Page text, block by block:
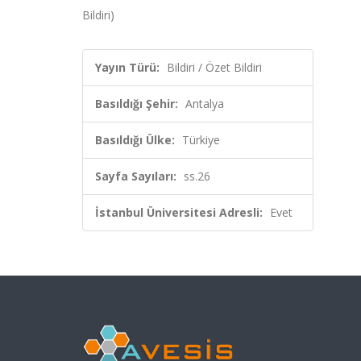
Bildiri)
Yayın Türü: Bildiri / Özet Bildiri
Basıldığı Şehir: Antalya
Basıldığı Ülke: Türkiye
Sayfa Sayıları: ss.26
İstanbul Üniversitesi Adresli: Evet